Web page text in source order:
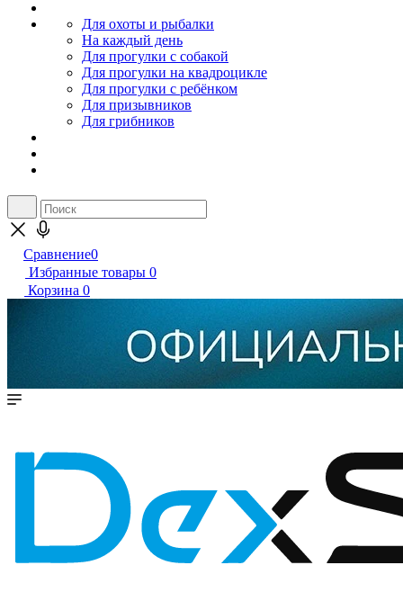
Для охоты и рыбалки
На каждый день
Для прогулки с собакой
Для прогулки на квадроцикле
Для прогулки с ребёнком
Для призывников
Для грибников
Сравнение0
Избранные товары 0
Корзина 0